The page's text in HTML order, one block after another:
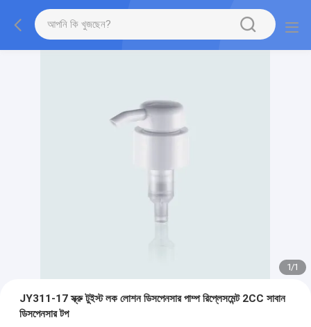
1/1
JY311-17 স্ক্রু টুইস্ট লক লোশন ডিসপেনসার পাম্প রিপ্লেসমেন্ট 2CC সাবান
ডিসপেনসার টপ